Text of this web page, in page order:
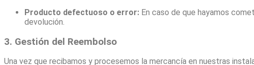
Producto defectuoso o error: En caso de que hayamos
devolución.
3. Gestión del Reembolso
Una vez que recibamos y procesemos la mercancía en nuestras